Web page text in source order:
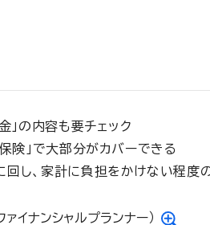
」の内容も要チェック
険」で大部分がカバーできる
し、家計に負担をかけない程度
ァイナンシャルプランナー）